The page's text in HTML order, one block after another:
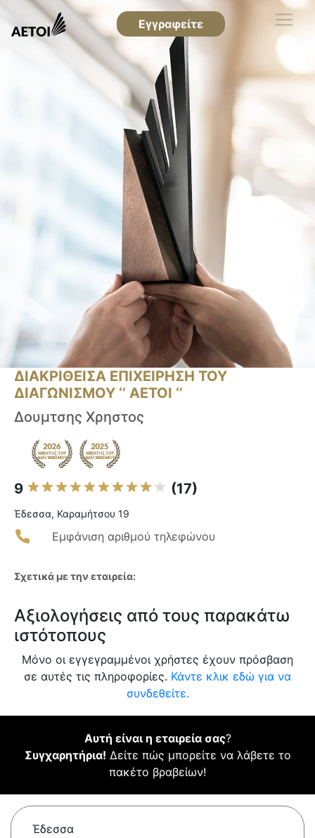
Εγγραφείτε
ΔΙΑΚΡΙΘΕΙΣΑ ΕΠΙΧΕΙΡΗΣΗ ΤΟΥ
ΔΙΑΓΩΝΙΣΜΟΥ ‘’ ΑΕΤΟΙ ‘’
Δουμτσης Χρηστος
9 (17)
Έδεσσα, Καραμήτσου 19
Εμφάνιση αριθμού τηλεφώνου
Σχετικά με την εταιρεία:
Αξιολογήσεις από τους παρακάτω
ιστότοπους
Μόνο οι εγγεγραμμένοι χρήστες έχουν πρόσβαση
σε αυτές τις πληροφορίες. Κάντε κλικ εδώ για να
συνδεθείτε.
Αυτή είναι η εταιρεία σας?
Συγχαρητήρια! Δείτε πώς μπορείτε να λάβετε το
πακέτο βραβείων!
Έδεσσα